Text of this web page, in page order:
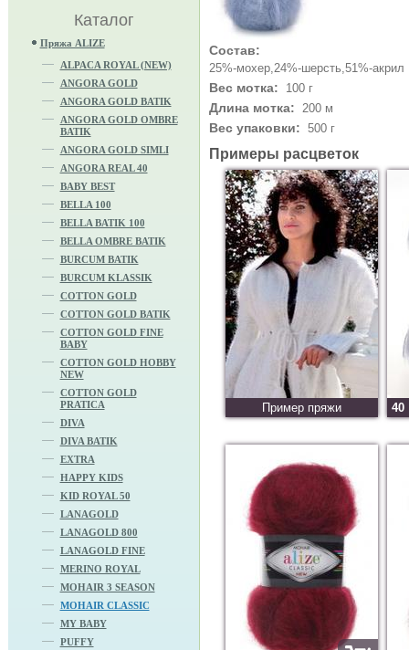
Каталог
Пряжа ALIZE
ALPACA ROYAL (NEW)
ANGORA GOLD
ANGORA GOLD BATIK
ANGORA GOLD OMBRE
BATIK
ANGORA GOLD SIMLI
ANGORA REAL 40
BABY BEST
BELLA 100
BELLA BATIK 100
BELLA OMBRE BATIK
BURCUM BATIK
BURCUM KLASSIK
COTTON GOLD
COTTON GOLD BATIK
COTTON GOLD FINE
BABY
COTTON GOLD HOBBY
NEW
COTTON GOLD
PRATICA
DIVA
DIVA BATIK
EXTRA
HAPPY KIDS
KID ROYAL 50
LANAGOLD
LANAGOLD 800
LANAGOLD FINE
MERINO ROYAL
MOHAIR 3 SEASON
MOHAIR CLASSIC
MY BABY
PUFFY
Состав:
25%-мохер,24%-шерсть,51%-акрил
Вес мотка: 100 г
Длина мотка: 200 м
Вес упаковки: 500 г
Примеры расцветок
Пример пряжи 40